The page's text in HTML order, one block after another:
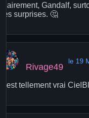
Clairement, Gandalf,
des surprises. 🤔
Rivage49
le 19
C'est tellement vrai